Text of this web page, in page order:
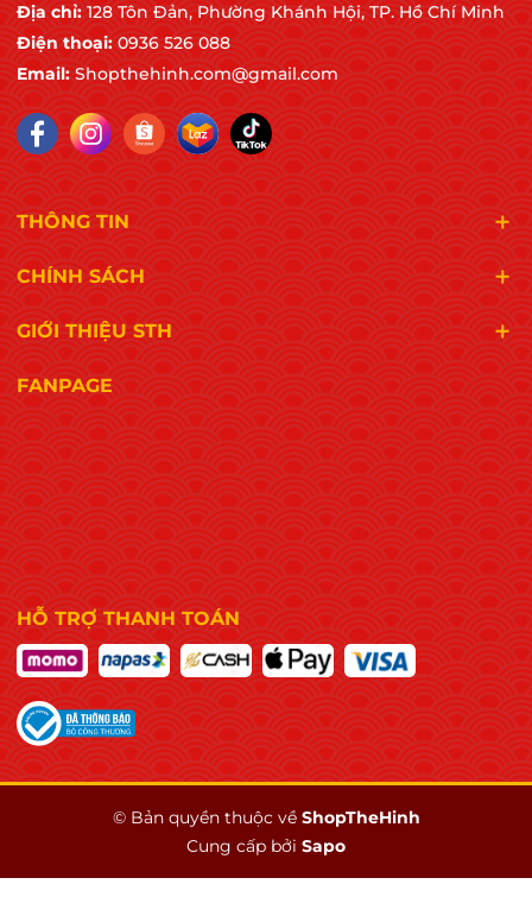
Địa chỉ: 128 Tôn Đản, Phường Khánh Hội, TP. Hồ Chí Minh
Điện thoại: 0936 526 088
Email: Shopthehinh.com@gmail.com
THÔNG TIN
CHÍNH SÁCH
GIỚI THIỆU STH
FANPAGE
HỖ TRỢ THANH TOÁN
© Bản quyền thuộc về ShopTheHinh
Cung cấp bởi Sapo